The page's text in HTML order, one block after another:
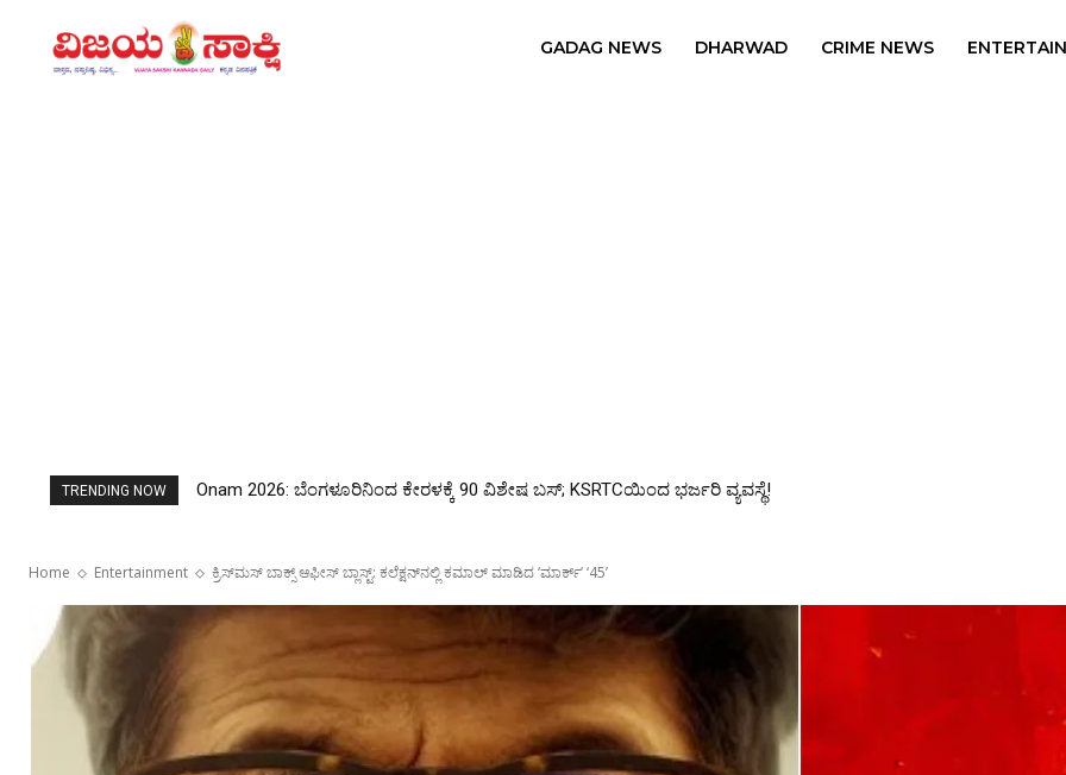
GADAG NEWS DHARWAD CRIME NEWS
TRENDING NOW Lipstick Side Effects: ಲಿಪ್‌ಸ್ಟಿಕ್ ಖರೀದಿಸುವ ಮುನ್ನ ಎಚ್ಚರ! ಕೆಲ ಮಾದರಿಗಳಲ್ಲಿ ಅಪಾಯಕಾರಿ ರಾಸಾಯನಿಕ, ಲೋಹ ಪತ್ತೆ
Home Entertainment ಕ್ರಿಸ್‌ಮಸ್ ಬಾಕ್ಸ್ ಆಫೀಸ್ ಬ್ಲಾಸ್ಟ್: ಕಲೆಕ್ಷನ್‌ನಲ್ಲಿ ಕಮಾಲ್‌ ಮಾಡಿದ ‘ಮಾರ್ಕ್’ ‘45’